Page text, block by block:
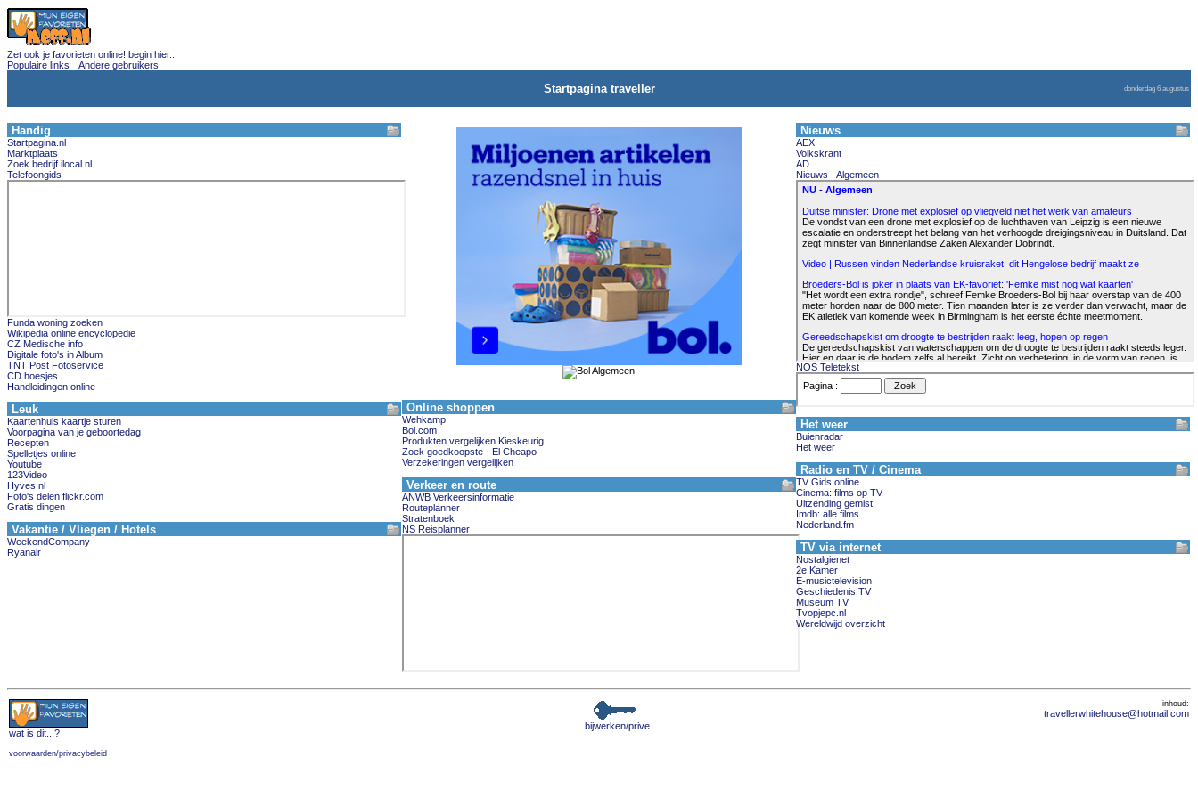
Zet ook je favorieten online! begin hier...
Populaire links
Andere gebruikers
Startpagina traveller donderdag 6 augustus
Handig
Startpagina.nl
Marktplaats
Zoek bedrijf ilocal.nl
Telefoongids
Funda woning zoeken
Wikipedia online encyclopedie
CZ Medische info
Digitale foto's in Album
TNT Post Fotoservice
CD hoesjes
Handleidingen online
Leuk
Kaartenhuis kaartje sturen
Voorpagina van je geboortedag
Recepten
Spelletjes online
Youtube
123Video
Hyves.nl
Foto's delen flickr.com
Gratis dingen
Vakantie / Vliegen / Hotels
WeekendCompany
Ryanair
Online shoppen
Wehkamp
Bol.com
Produkten vergelijken Kieskeurig
Zoek goedkoopste - El Cheapo
Verzekeringen vergelijken
Verkeer en route
ANWB Verkeersinformatie
Routeplanner
Stratenboek
NS Reisplanner
Nieuws
AEX
Volkskrant
AD
Nieuws - Algemeen
NOS Teletekst
Het weer
Buienradar
Het weer
Radio en TV / Cinema
TV Gids online
Cinema: films op TV
Uitzending gemist
Imdb: alle films
Nederland.fm
TV via internet
Nostalgienet
2e Kamer
E-musictelevision
Geschiedenis TV
Museum TV
Tvopjepc.nl
Wereldwijd overzicht
wat is dit ...?
voorwaarden/privacybeleid
bijwerken/prive
inhoud:
travellerwhitehouse@hotmail.com